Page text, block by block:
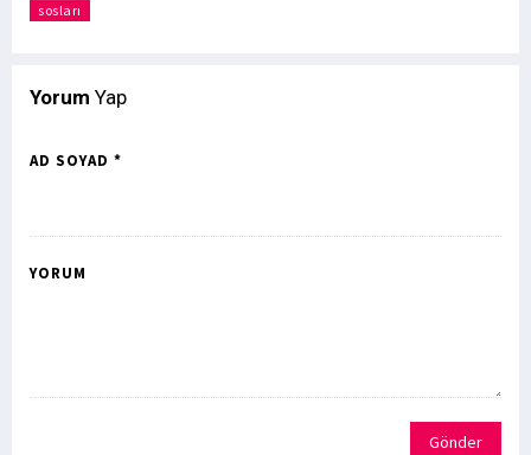
sosları
Yorum Yap
AD SOYAD *
YORUM
Gönder